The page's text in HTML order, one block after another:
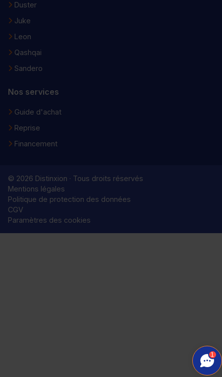
Duster
Juke
Leon
Qashqai
Sandero
Nos services
Guide d'achat
Reprise
Financement
© 2026 Distinxion · Tous droits réservés
Mentions légales
Politique de protection des données
CGV
Paramètres des cookies
1